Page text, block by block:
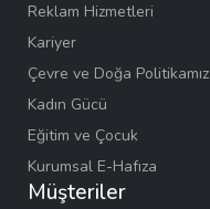
Reklam Hizmetleri
Kariyer
Çevre ve Doğa Politikamız
Kadın Gücü
Eğitim ve Çocuk
Kurumsal E-Hafıza
Müşteriler